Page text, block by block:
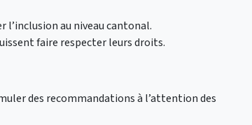
l’inclusion au niveau cantonal.
faire respecter leurs droits.
des recommandations à l’attention des